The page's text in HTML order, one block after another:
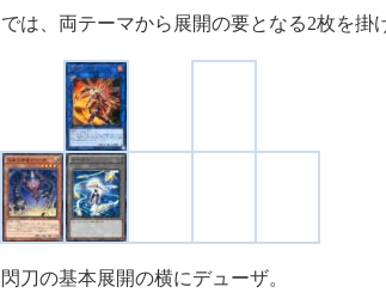
では、両テーマから展開の要となる2枚を掛
閃刀の基本展開の横にデューザ。